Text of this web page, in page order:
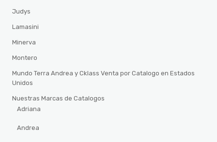
Judys
Lamasini
Minerva
Montero
Mundo Terra Andrea y Cklass Venta por Catalogo en Estados
Unidos
Nuestras Marcas de Catalogos
Adriana
Andrea